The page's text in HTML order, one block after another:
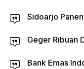
Sidoarjo
Geger Ribuan
Bank Emas